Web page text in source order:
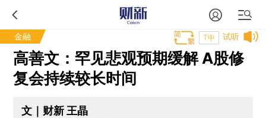
金融 试听
T中
高善文：罕见悲观预期缓解 A股修
复会持续较长时间
文｜财新 王晶